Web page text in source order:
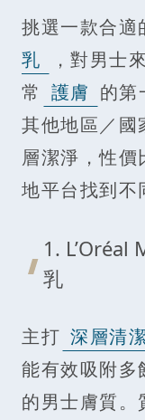
挑選一款合適
乳
，對男士
常 護膚 的第
其他地區／國
層潔淨，性
地平台找到不
1. L’Oréal
乳
主打 深層清潔
能有效吸附多
的男士膚質。